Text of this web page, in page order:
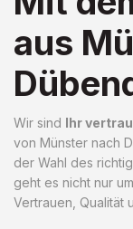
aus
Wir sind Ihr
von Münster nach
der Wahl des
geht es nicht nur
Vertrauen, Qualität